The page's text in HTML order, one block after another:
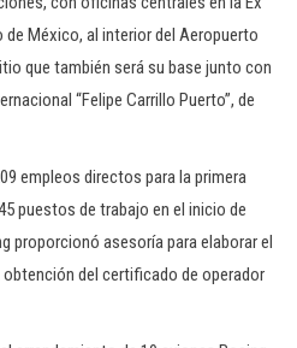
de México, al interior del Aeropuerto
que también será su base junto con
“Felipe Carrillo Puerto”, de
empleos directos para la primera
puestos de trabajo en el inicio de
proporcionó asesoría para elaborar el
del certificado de operador